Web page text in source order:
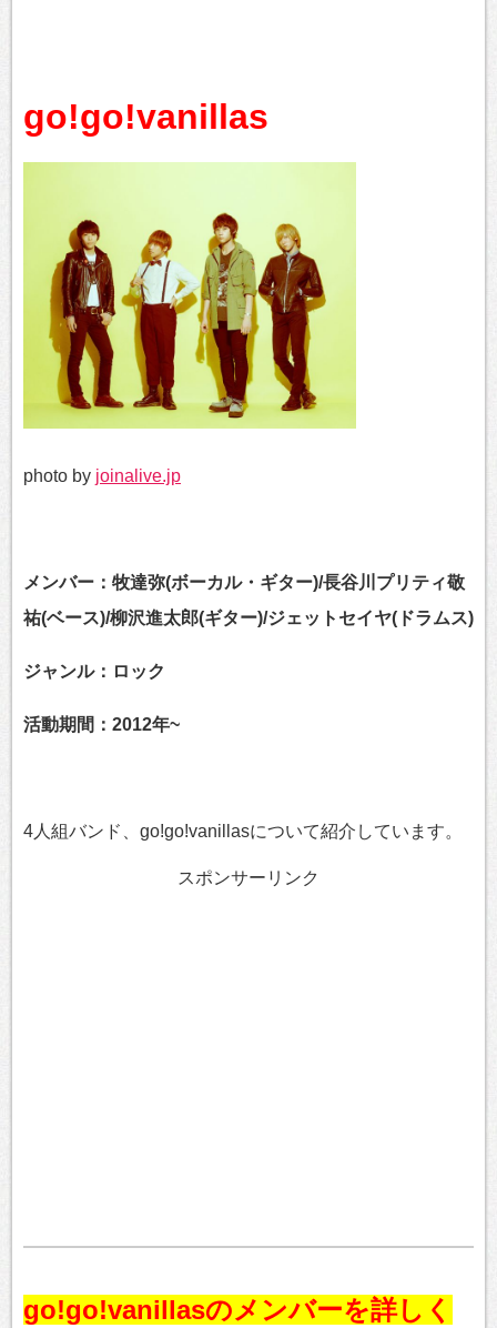
go!go!vanillas
photo by joinalive.jp
メンバー：牧達弥(ボーカル・ギター)/長谷川プリティ敬
祐(ベース)/柳沢進太郎(ギター)/ジェットセイヤ(ドラムス)
ジャンル：ロック
活動期間：2012年~
4人組バンド、go!go!vanillasについて紹介しています。
スポンサーリンク
go!go!vanillasのメンバーを詳しく